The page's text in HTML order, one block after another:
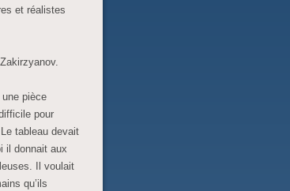
et réalistes
pièce
pour
tableau devait
il donnait aux
Il voulait
qu’ils